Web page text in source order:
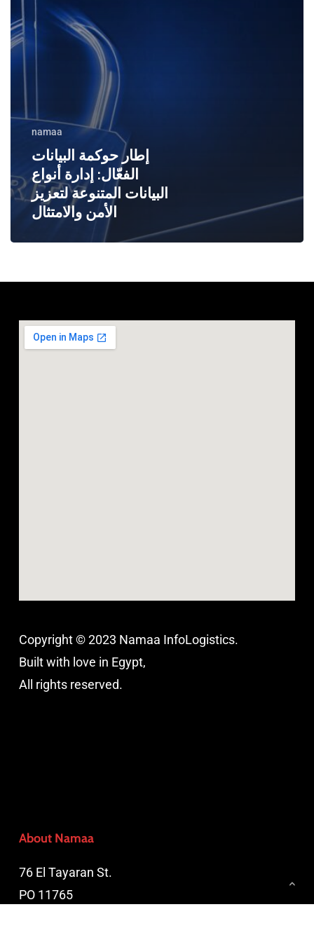
المتنوعة
لتعزيز
الأمن
namaa
إطار حوكمة البيانات
الفعّال: إدارة أنواع
البيانات المتنوعة لتعزيز
الأمن والامتثال
Copyright © 2023 Namaa InfoLogistics.
Built with love in Egypt,
All rights reserved.
About Namaa
76 El Tayaran St.
PO 11765